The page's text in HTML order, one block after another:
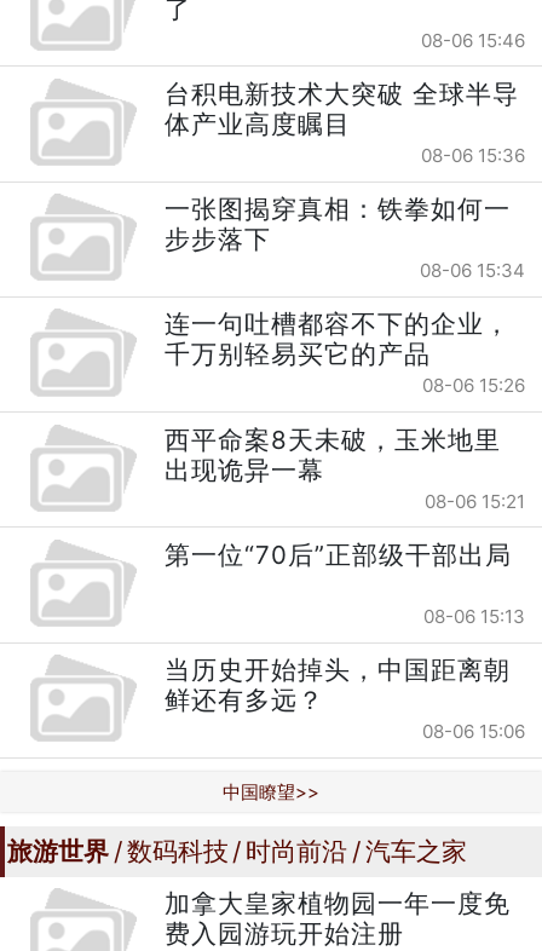
了
08-06 15:46
台积电新技术大突破 全球半导
体产业高度瞩目
08-06 15:36
一张图揭穿真相：铁拳如何一
步步落下
08-06 15:34
连一句吐槽都容不下的企业，
千万别轻易买它的产品
08-06 15:26
西平命案8天未破，玉米地里
出现诡异一幕
08-06 15:21
第一位“70后”正部级干部出局
08-06 15:13
当历史开始掉头，中国距离朝
鲜还有多远？
08-06 15:06
中国瞭望>>
旅游世界 数码科技 时尚前沿 汽车之家
加拿大皇家植物园一年一度免
费入园游玩开始注册